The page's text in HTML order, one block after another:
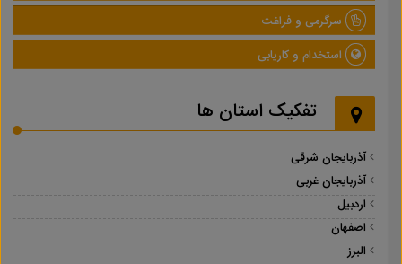
سرگرمی و فراغت
استخدام و کاریابی
تفکیک استان ها
آذربایجان شرقی
آذربایجان غربی
اردبیل
اصفهان
البرز